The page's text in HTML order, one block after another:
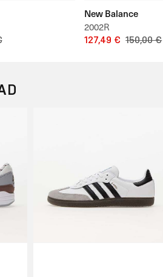
New Balance
2002R
127,49 € 150,00 €